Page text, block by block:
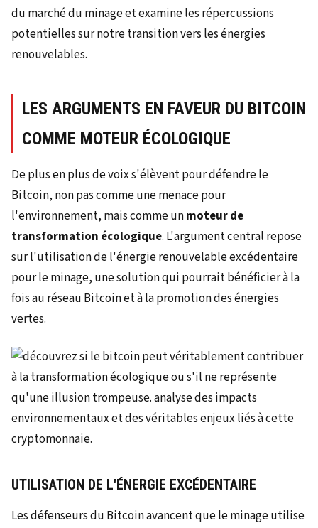
du marché du minage et examine les répercussions
potentielles sur notre transition vers les énergies
renouvelables.
LES ARGUMENTS EN FAVEUR DU BITCOIN
COMME MOTEUR ÉCOLOGIQUE
De plus en plus de voix s'élèvent pour défendre le
Bitcoin, non pas comme une menace pour
l'environnement, mais comme unmoteur de
transformation écologique. L'argument central repose
sur l'utilisation de l'énergie renouvelable excédentaire
pour le minage, une solution qui pourrait bénéficier à la
fois au réseau Bitcoin et à la promotion des énergies
vertes.
UTILISATION DE L'ÉNERGIE EXCÉDENTAIRE
Les défenseurs du Bitcoin avancent que le minage utilise